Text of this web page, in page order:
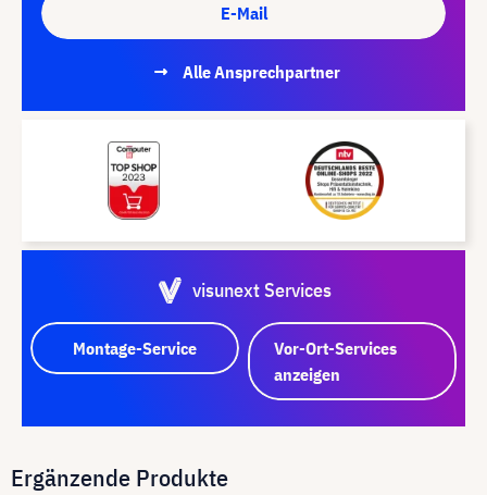
E-Mail
Alle Ansprechpartner
visunext Services
Montage-Service
Vor-Ort-Services
anzeigen
Ergänzende Produkte